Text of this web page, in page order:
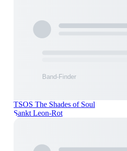
TSOS The Shades of Soul
Sankt Leon-Rot